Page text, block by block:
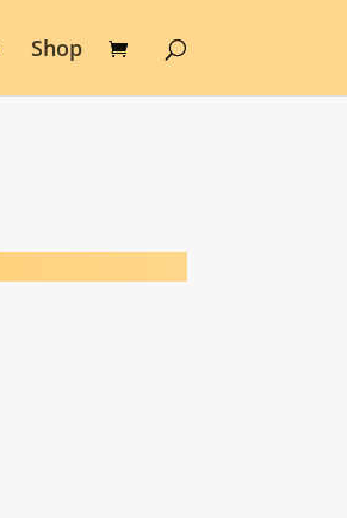
Shop